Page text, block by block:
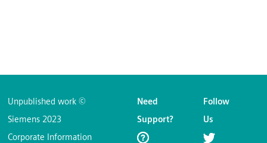
Unpublished work ©
Siemens 2023
Corporate Information
Need
Support?
Follow
Us